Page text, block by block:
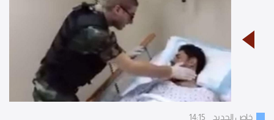
خاص الجديد 14:15